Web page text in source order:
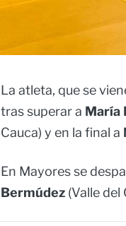
La atleta, que se
tras superar a María
Cauca) y en la final a
En Mayores se
Bermúdez (Valle del